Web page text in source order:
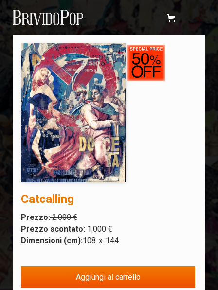
Catcalling
Prezzo:2.000 €
Prezzo scontato:1.000 €
Dimensioni (cm):108 x 144